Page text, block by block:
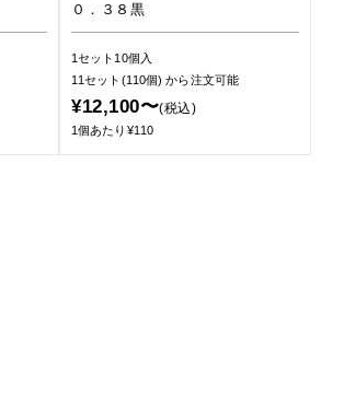
０．３８黒
1セット10個入
11セット(110個)から注文可能
¥12,100〜(税込)
1個あたり¥110